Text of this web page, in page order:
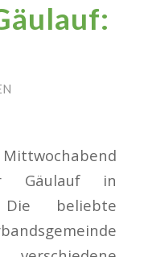
Gäulauf in
beliebte